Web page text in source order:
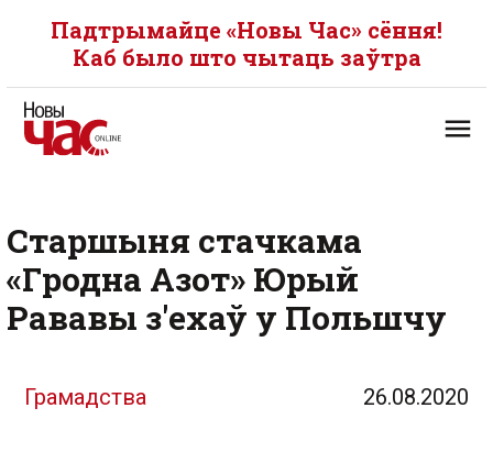
Падтрымайце «Новы Час» сёння!
Каб было што чытаць заўтра
Старшыня стачкама
«Гродна Азот» Юрый
Рававы з'ехаў у Польшчу
Грамадства 26.08.2020